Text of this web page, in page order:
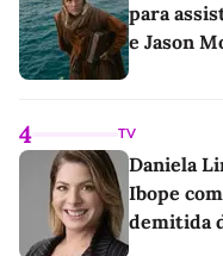
para
e Jason
4 TV
Daniela
Ibope
demitida